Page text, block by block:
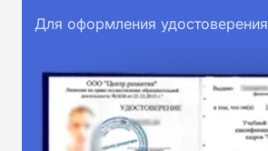
Для оформления удостоверения